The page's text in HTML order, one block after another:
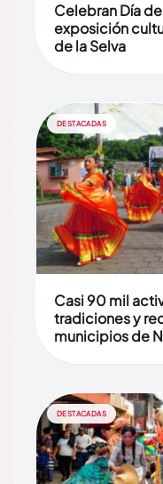
Celebran Día
exposición
de la Selva
DESTACADAS
Casi 90 mil
tradiciones y
municipios de
DESTACADAS